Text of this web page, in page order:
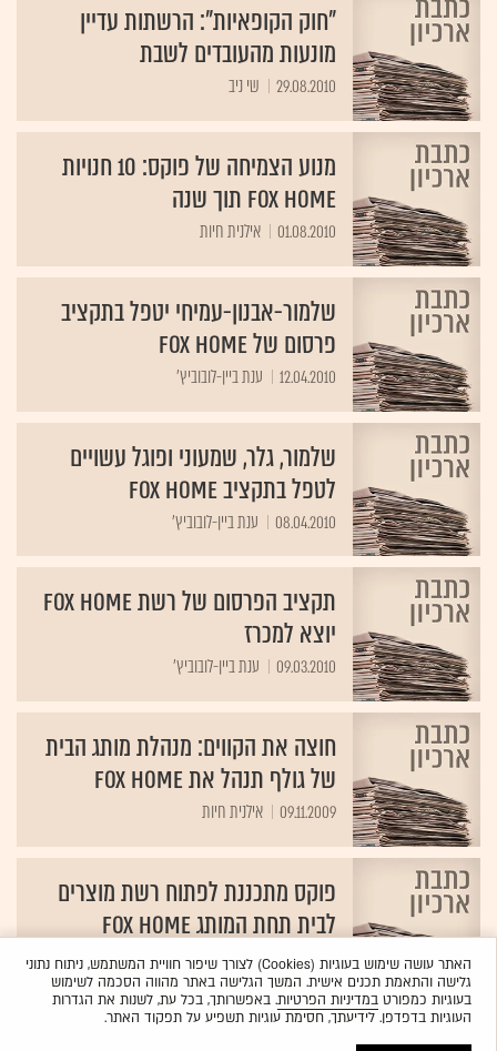
"חוק הקופאיות": הרשתות עדיין
מונעות מהעובדים לשבת
29.08.2010 שי ניב
מנוע הצמיחה של פוקס: 10 חנויות
FOX HOME תוך שנה
01.08.2010 אילנית חיות
שלמור-אבנון-עמיחי יטפל בתקציב
פרסום של FOX HOME
12.04.2010 ענת ביין-לובוביץ'
שלמור, גלר, שמעוני ופוגל עשויים
לטפל בתקציב FOX HOME
08.04.2010 ענת ביין-לובוביץ'
תקציב הפרסום של רשת FOX HOME
יוצא למכרז
09.03.2010 ענת ביין-לובוביץ'
חוצה את הקווים: מנהלת מותג הבית
של גולף תנהל את FOX HOME
09.11.2009 אילנית חיות ‏
פוקס מתכננת לפתוח רשת מוצרים
לבית תחת המותג FOX HOME
10.06.2009 אילנית חיות
האתר עושה שימוש בעוגיות (Cookies) לצורך שיפור חוויית המשתמש, ניתוח נתוני
גלישה והתאמת תכנים אישית. המשך הגלישה באתר מהווה הסכמה לשימוש
בעוגיות כמפורטבמדיניות הפרטיות. באפשרותך, בכל עת, לשנות את הגדרות
העוגיות בדפדפן. לידיעתך, חסימת עוגיות תשפיע על תפקוד האתר.